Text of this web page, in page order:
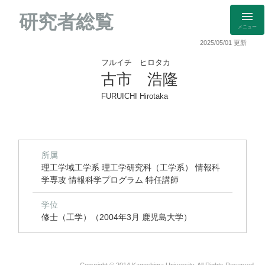
研究者総覧 メニュー
2025/05/01 更新
フルイチ ヒロタカ
古市 浩隆
FURUICHI Hirotaka
所属
理工学域工学系 理工学研究科（工学系） 情報科
学専攻 情報科学プログラム 特任講師
学位
修士（工学）（2004年3月 鹿児島大学）